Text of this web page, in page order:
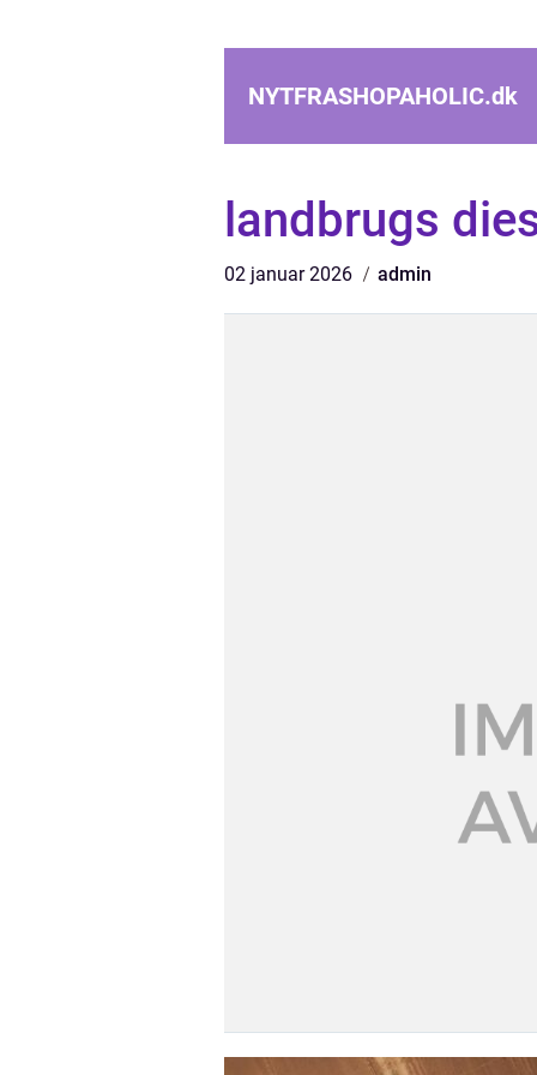
NYTFRASHOPAHOLIC.dk
landbrugs
02 januar 2026 admin